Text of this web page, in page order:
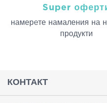
Super
намерeте намаления на
продукти
КОНТАКТ